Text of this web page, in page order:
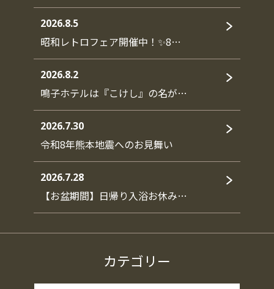
2026.8.5
昭和レトロフェア開催中！✨8…
2026.8.2
鳴子ホテルは『こけし』の名が…
2026.7.30
令和8年熊本地震へのお見舞い
2026.7.28
【お盆期間】日帰り入浴お休み…
カテゴリー